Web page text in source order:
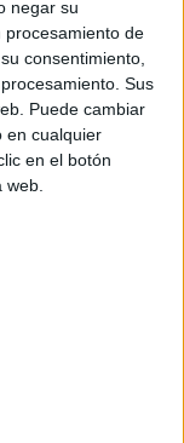
negar su
procesamiento de
consentimiento,
Sus
Puede cambiar
en cualquier
en el botón
de
y pone en
comunidades,
buena
que